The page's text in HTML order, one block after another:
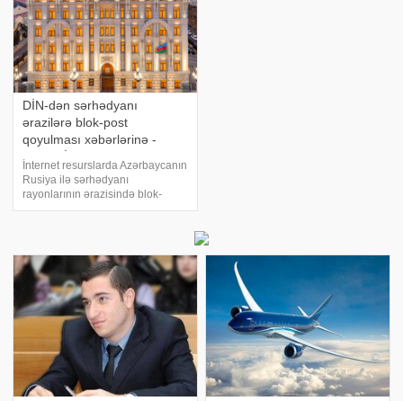
DİN-dən sərhədyanı
ərazilərə blok-post
qoyulması xəbərlərinə -
REAKSİYA
İnternet resurslarda Azərbaycanın
Rusiya ilə sərhədyanı
rayonlarının ərazisində blok-
post qoyulması ilə bağlı
sərhədyan